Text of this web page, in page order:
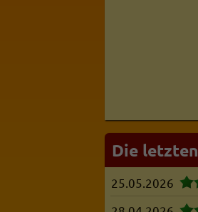
Die
25.05.2026